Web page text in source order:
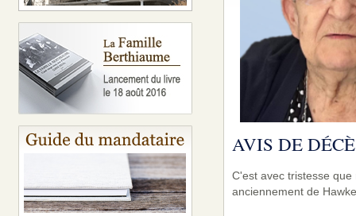
AVIS DE
C'est avec tristesse
anciennement de